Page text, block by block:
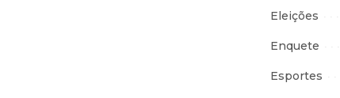
Eleições
Enquete
Esportes